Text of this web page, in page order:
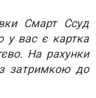
Смарт Ссуд
у вас є картка
На рахунки
затримкою до